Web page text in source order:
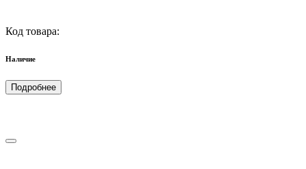
Код товара:
Наличие
Подробнее